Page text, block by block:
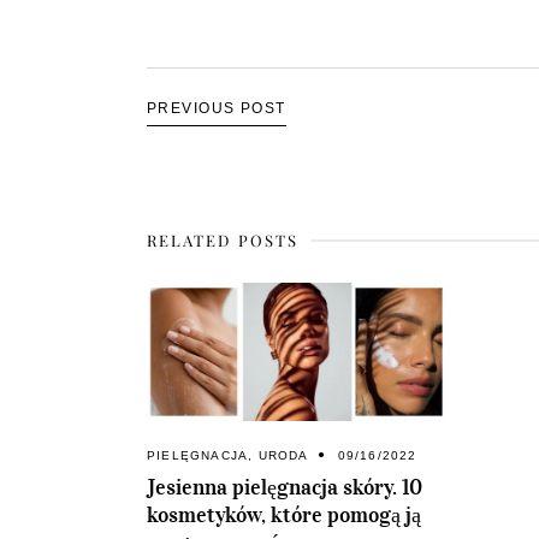
PREVIOUS POST
RELATED POSTS
PIELĘGNACJA URODA 09/16/2022
Jesienna pielęgnacja skóry. 10
kosmetyków, które pomogą ją